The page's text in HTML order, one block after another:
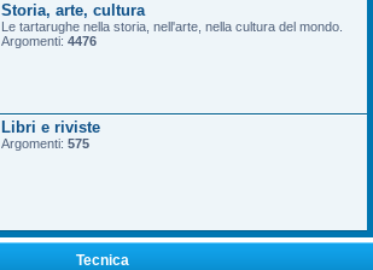
Storia, arte, cultura
Le tartarughe nella storia, nell'arte, nella cultura del mondo.
Argomenti: 4476
Libri e riviste
Argomenti: 575
Tecnica